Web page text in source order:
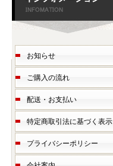
お知らせ
ご購入の流れ
配送・お支払い
特定商取引法に基づく表示
プライバシーポリシー